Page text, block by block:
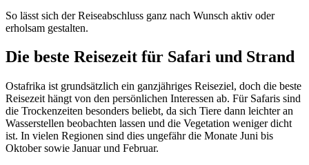
So lässt sich der Reiseabschluss ganz nach Wunsch aktiv oder
erholsam gestalten.
Die beste Reisezeit für Safari und Strand
Ostafrika ist grundsätzlich ein ganzjähriges Reiseziel, doch die beste
Reisezeit hängt von den persönlichen Interessen ab. Für Safaris sind
die Trockenzeiten besonders beliebt, da sich Tiere dann leichter an
Wasserstellen beobachten lassen und die Vegetation weniger dicht
ist. In vielen Regionen sind dies ungefähr die Monate Juni bis
Oktober sowie Januar und Februar.